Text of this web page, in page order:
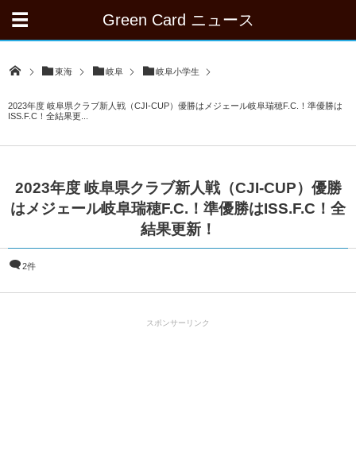
Green Card ニュース
東海 岐阜 岐阜小学生
2023年度 岐阜県クラブ新人戦（CJI-CUP）優勝はメジェール岐阜瑞穂F.C.！準優勝は
ISS.F.C！全結果更...
2023年度 岐阜県クラブ新人戦（CJI-CUP）優勝
はメジェール岐阜瑞穂F.C.！準優勝はISS.F.C！全
結果更新！
2件
スポンサーリンク